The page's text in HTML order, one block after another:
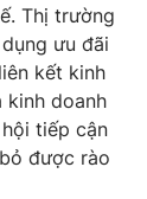
Thị trường
ưu đãi
kết kinh
kinh doanh
tiếp cận
được rào